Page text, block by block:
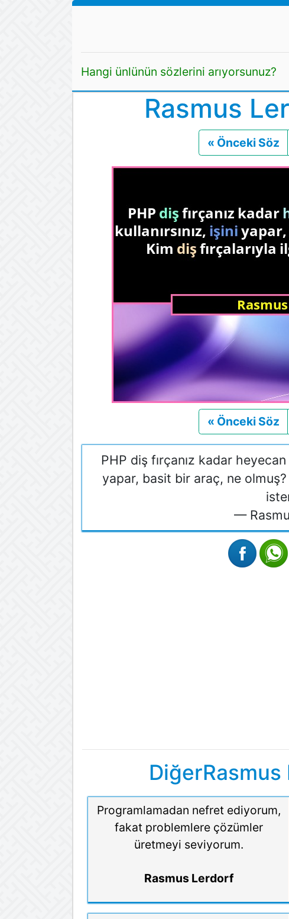
Hangi ünlünün sözlerini arıyorsunuz?
Rasmus
« Önceki Söz
« Önceki Söz
PHP diş fırçanız kadar
yapar, basit bir araç, ne
—
Programlamadan nefret ediyorum,
fakat problemlere çözümler
üretmeyi seviyorum.
Rasmus Lerdorf